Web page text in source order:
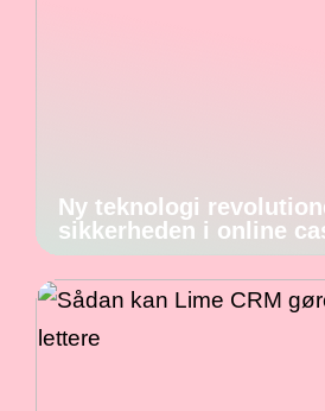
Ny teknologi
sikkerheden i online